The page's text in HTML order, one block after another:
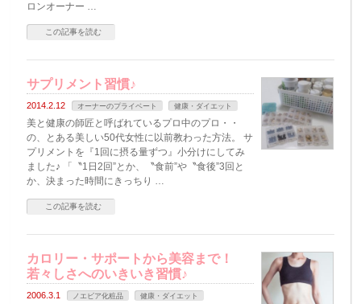
ロンオーナー …
この記事を読む
サプリメント習慣♪
2014.2.12 オーナーのプライベート 健康・ダイエット
美と健康の師匠と呼ばれているプロ中のプロ・・
の、とある美しい50代女性に以前教わった方法。 サ
プリメントを『1回に摂る量ずつ』小分けにしてみ
ました♪ 「〝1日2回”とか、〝食前”や〝食後”3回と
か、決まった時間にきっちり …
この記事を読む
カロリー・サポートから美容まで！
若々しさへのいきいき習慣♪
2006.3.1 ノエビア化粧品 健康・ダイエット